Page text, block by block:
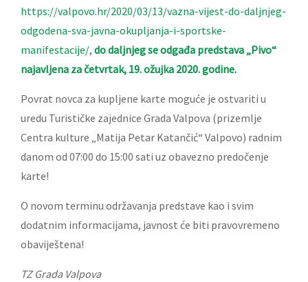
https://valpovo.hr/2020/03/13/vazna-vijest-do-daljnjeg-
odgodena-sva-javna-okupljanja-i-sportske-
manifestacije/, do daljnjeg se odgađa predstava „Pivo“
najavljena za četvrtak, 19. ožujka 2020. godine.
Povrat novca za kupljene karte moguće je ostvariti u
uredu Turističke zajednice Grada Valpova (prizemlje
Centra kulture „Matija Petar Katančić“ Valpovo) radnim
danom od 07:00 do 15:00 sati uz obavezno predočenje
karte!
O novom terminu održavanja predstave kao i svim
dodatnim informacijama, javnost će biti pravovremeno
obaviještena!
TZ Grada Valpova